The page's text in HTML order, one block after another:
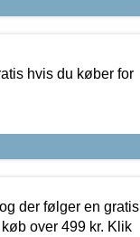
hvis du køber for
der følger en gratis
over 499 kr. Klik